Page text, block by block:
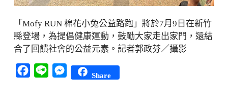
「Mofy RUN 棉花小兔公益路跑」將於7月9日在新竹
縣登場，為提倡健康運動，鼓勵大家走出家門，還結
合了回饋社會的公益元素。記者郭政芬／攝影
Facebook
Line Messenger
Share